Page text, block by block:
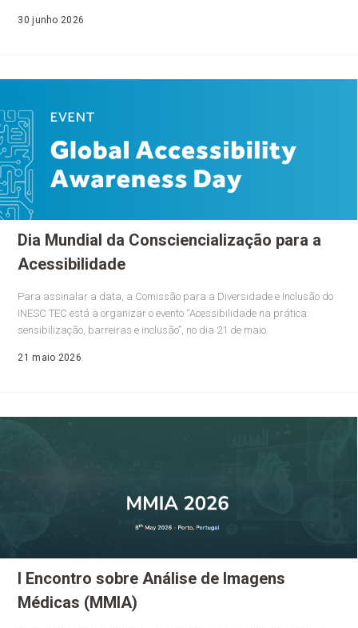
30 junho 2026
Dia Mundial da Consciencialização para a
Acessibilidade
Para assinalar a data, a Comissão para a Diversidade e Inclusão do
INESC TEC está a organizar o evento “Acessibilidade na prática:
sensibilização, barreiras e inclusão”, no dia 21 de maio.
21 maio 2026
I Encontro sobre Análise de Imagens
Médicas (MMIA)